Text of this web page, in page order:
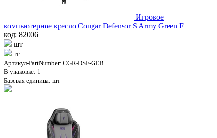
Игровое
компьютерное кресло Cougar Defensor S Army Green F
код: 82006
шт
тг
Артикул-PartNumber: CGR-DSF-GEB
В упаковке: 1
Базовая единица: шт